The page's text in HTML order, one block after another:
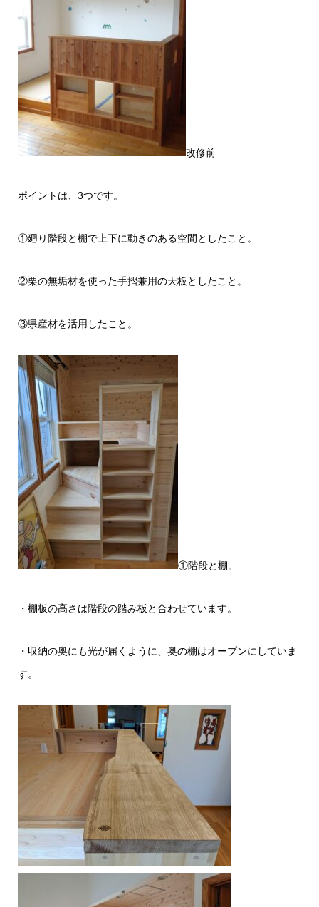
改修前
ポイントは、3つです。
①廻り階段と棚で上下に動きのある空間としたこと。
②栗の無垢材を使った手摺兼用の天板としたこと。
③県産材を活用したこと。
①階段と棚。
・棚板の高さは階段の踏み板と合わせています。
・収納の奥にも光が届くように、奥の棚はオープンにしていま
す。